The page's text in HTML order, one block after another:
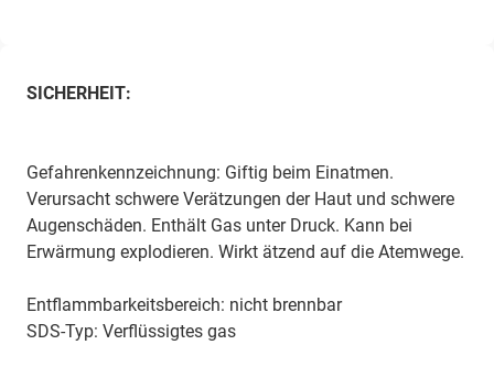
SICHERHEIT:
Gefahrenkennzeichnung: Giftig beim Einatmen.
Verursacht schwere Verätzungen der Haut und schwere
Augenschäden. Enthält Gas unter Druck. Kann bei
Erwärmung explodieren. Wirkt ätzend auf die Atemwege.
Entflammbarkeitsbereich: nicht brennbar
SDS-Typ: Verflüssigtes gas